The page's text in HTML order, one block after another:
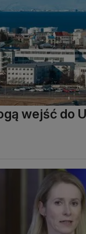
wejść do